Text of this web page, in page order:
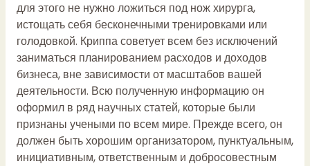
для этого не нужно ложиться под нож хирурга,
истощать себя бесконечными тренировками или
голодовкой. Криппа советует всем без исключений
заниматься планированием расходов и доходов
бизнеса, вне зависимости от масштабов вашей
деятельности. Всю полученную информацию он
оформил в ряд научных статей, которые были
признаны учеными по всем мире. Прежде всего, он
должен быть хорошим организатором, пунктуальным,
инициативным, ответственным и добросовестным